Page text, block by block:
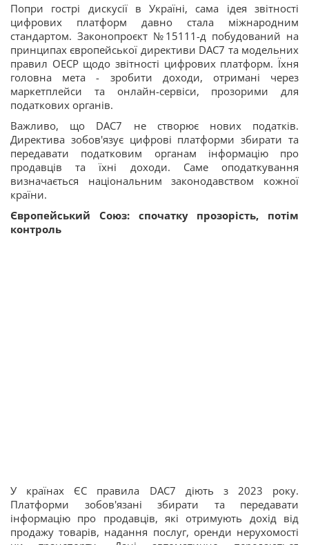
Попри гострі дискусії в Україні, сама ідея звітності
цифрових платформ давно стала міжнародним
стандартом. Законопроєкт №15111-д побудований на
принципах європейської директиви DAC7 та модельних
правил ОЕСР щодо звітності цифрових платформ. Їхня
головна мета - зробити доходи, отримані через
маркетплейси та онлайн-сервіси, прозорими для
податкових органів.
Важливо, що DAC7 не створює нових податків.
Директива зобов'язує цифрові платформи збирати та
передавати податковим органам інформацію про
продавців та їхні доходи. Саме оподаткування
визначається національним законодавством кожної
країни.
Європейський Союз: спочатку прозорість, потім
контроль
У країнах ЄС правила DAC7 діють з 2023 року.
Платформи зобов'язані збирати та передавати
інформацію про продавців, які отримують дохід від
продажу товарів, надання послуг, оренди нерухомості